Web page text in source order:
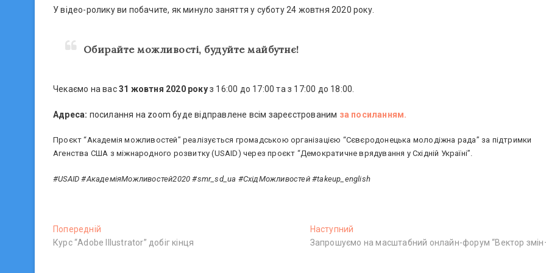
У відео-ролику ви побачите, як минуло заняття у суботу 24 жовтня 2020 року.
Обирайте можливості, будуйте майбутнє!
Чекаємо на вас31 жовтня 2020 рокуз 16:00 до 17:00 та з 17:00 до 18:00.
Адреса: посилання на zoom буде відправлене всім зареєстрованим за посиланням.
Проєкт “Академія можливостей” реалізується громадською організацією “Сєвєродонецька молодіжна рада” за підтримки
Агенства США з міжнародного розвитку (USAID) через проєкт “Демократичне врядування у Східній Україні”.
#USAID #АкадеміяМожливостей2020 #smr_sd_ua #СхідМожливостей #takeup_english
Н
а
Попередній
о
Курс “Аdobe Illustrator” добіг кінця
Наступний
а
Запрошуємо на масштабний онлайн-форум “Вектор